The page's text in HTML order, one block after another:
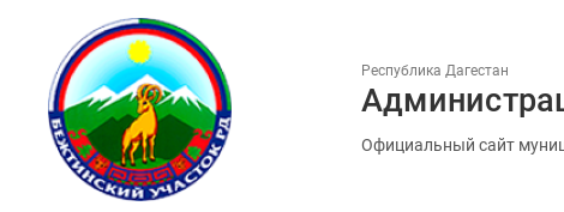
содержанию
Республика Дагестан
Официальный сайт